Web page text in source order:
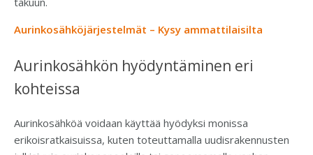
Aurinkosähköjärjestelmät – Kysy ammattilaisilta
Aurinkosähkön hyödyntäminen eri
kohteissa
Aurinkosähköä voidaan käyttää hyödyksi monissa
erikoisratkaisuissa, kuten toteuttamalla uudisrakennusten